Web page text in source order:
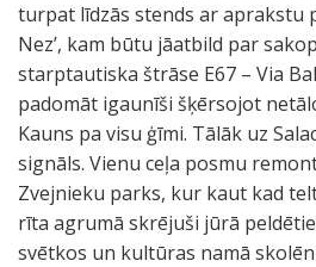
turpat līdzās stends ar aprakstu
Nez’, kam būtu jāatbild par
starptautiska štrāse E67 – Via
padomāt igaunīši šķērsojot
Kauns pa visu ģīmi. Tālāk uz
signāls. Vienu ceļa posmu
Zvejnieku parks, kur kaut kad
rīta agrumā skrējuši jūrā
svētkos un kultūras namā